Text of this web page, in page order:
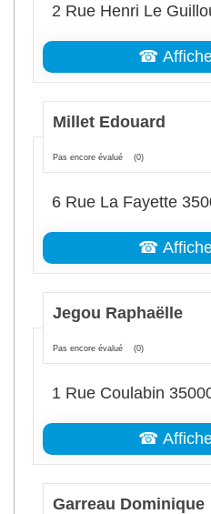
2 Rue Henri Le
☎
Millet Edouard
Pas encore évalué (0)
6 Rue La Fayette
☎
Jegou Raphaëlle
Pas encore évalué (0)
1 Rue Coulabin
☎
Garreau Dominique